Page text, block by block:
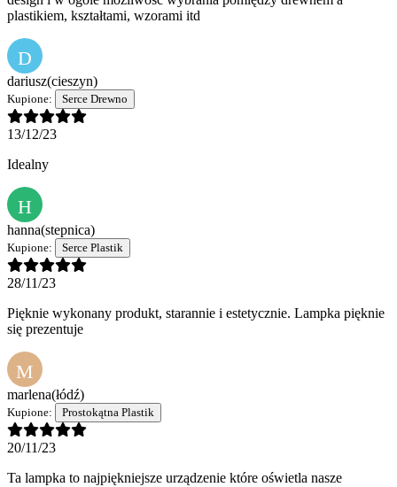
plastikiem, kształtami, wzorami itd
D
dariusz(cieszyn)
Kupione: Serce Drewno
13/12/23
Idealny
H
hanna(stepnica)
Kupione: Serce Plastik
28/11/23
Pięknie wykonany produkt, starannie i estetycznie. Lampka pięknie
się prezentuje
M
marlena(łódź)
Kupione: Prostokątna Plastik
20/11/23
Ta lampka to najpiękniejsze urządzenie które oświetla nasze